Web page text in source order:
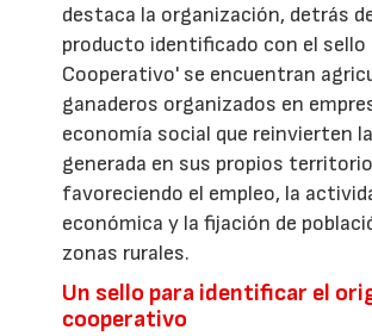
destaca la organización, detrás
producto identificado con el sello
Cooperativo' se encuentran
ganaderos organizados en
economía social que reinvierten
generada en sus propios
favoreciendo el empleo, la
económica y la fijación de
zonas rurales.
Un sello para identificar el
cooperativo